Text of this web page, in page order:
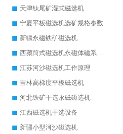
天津钛尾矿湿式磁选机
宁夏平板磁选机选矿规格参数
新疆永磁铁矿磁选机
西藏筒式磁选机永磁体磁系设计
江苏河沙磁选机工作原理
吉林高梯度平板磁选机
河北铁矿干选永磁磁选机
江西磁选机干选设备
新疆小型河沙磁选机